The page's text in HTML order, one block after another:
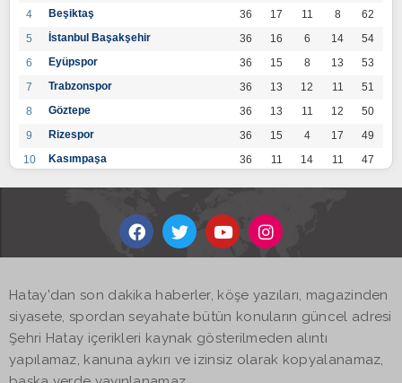
4
Beşiktaş 36 17 11 8
62
5
İstanbul Başakşehir 36 16 6 14
54
6
Eyüpspor 36 15 8 13
53
7
Trabzonspor 36 13 12 11
51
8
Göztepe 36 13 11 12
50
9
Rizespor 36 15 4 17
49
10
Kasımpaşa 36 11 14 11
47
36 12
14
Kayserispor 36 11 12 13
45
17
Hatayspor 36
19
Adana Demirspor
Hatay'dan son dakika haberler, köşe yazıları, magazinden
siyasete, spordan seyahate bütün konuların güncel adresi
Şehri Hatay içerikleri kaynak gösterilmeden alıntı
yapılamaz, kanuna aykırı ve izinsiz olarak kopyalanamaz,